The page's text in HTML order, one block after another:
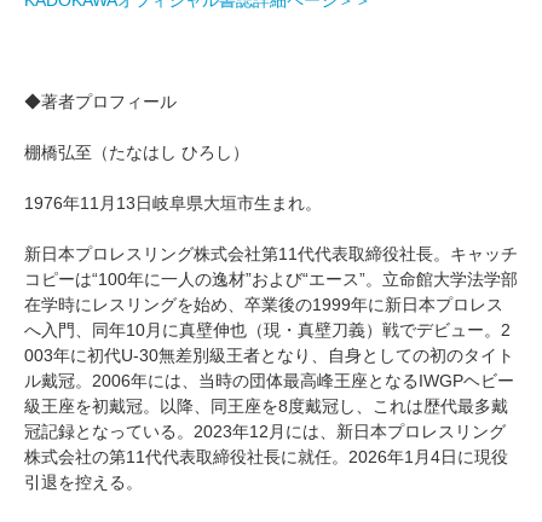
◆著者プロフィール
棚橋弘至（たなはし ひろし）
1976年11月13日岐阜県大垣市生まれ。
新日本プロレスリング株式会社第11代代表取締役社長。キャッチ
コピーは“100年に一人の逸材”および“エース”。立命館大学法学部
在学時にレスリングを始め、卒業後の1999年に新日本プロレス
へ入門、同年10月に真壁伸也（現・真壁刀義）戦でデビュー。2
003年に初代U-30無差別級王者となり、自身としての初のタイト
ル戴冠。2006年には、当時の団体最高峰王座となるIWGPヘビー
級王座を初戴冠。以降、同王座を8度戴冠し、これは歴代最多戴
冠記録となっている。2023年12月には、新日本プロレスリング
株式会社の第11代代表取締役社長に就任。2026年1月4日に現役
引退を控える。